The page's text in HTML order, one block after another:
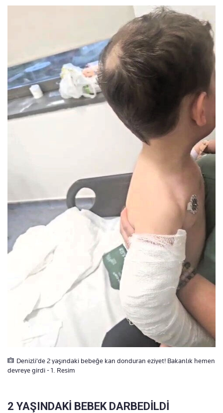
Denizli'de 2 yaşındaki bebeğe kan donduran eziyet! Bakanlık hemen
devreye girdi - 1. Resim
2 YAŞINDAKİ BEBEK DARBEDİLDİ